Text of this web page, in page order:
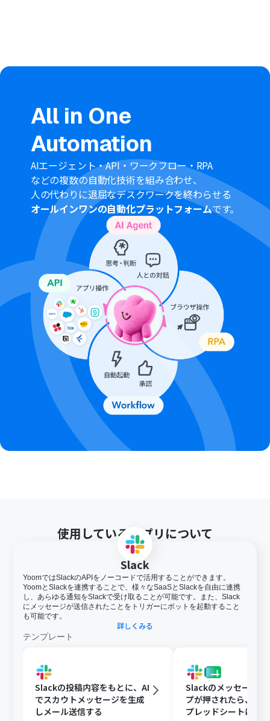
All in One
Automation
AIエージェント・API・ワークフロー・RPA
などの複数の自動化技術を組み合わせ、
人の代わりに退屈なデスクワークを終わらせる
オールインワンの自動化プラットフォームです。
使用しているアプリについて
Slack
YoomではSlackのAPIをノーコードで活用することができます。
YoomとSlackを連携することで、様々なSaaSとSlackを自由に連携
し、あらゆる通知をSlackで受け取ることが可能です。また、Slack
にメッセージが送信されたことをトリガーにボットを起動すること
も可能です。
詳しくみる
テンプレート
Slackの投稿内容をもとに、AI
でスカウトメッセージを生成
しメール送信する
Slackのメッセージに
プが押されたら、
プレッドシートにメ